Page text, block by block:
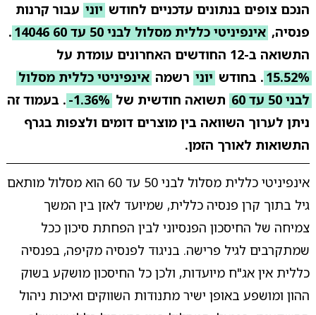
הנכם צופים בנתונים עדכניים לחודש יוני עבור קרנות
פנסיה, אינפיניטי כללית מסלול לבני 50 עד 60 14046
.
התשואה ב-12 החודשים האחרונים עומדת על
15.52% . בחודש יוני רשמה אינפיניטי כללית מסלול
לבני 50 עד 60
תשואה חודשית של -1.36% . בעמוד זה
ניתן לערוך השוואה בין מוצרים דומים ולצפות בגרף
התשואות לאורך הזמן.
אינפיניטי כללית מסלול לבני 50 עד 60 הוא מסלול מותאם
גיל בתוך קרן פנסיה כללית, שמיועד לאזן בין המשך
צמיחה של החיסכון הפנסיוני לבין הפחתת סיכון ככל
שמתקרבים לגיל פרישה. בניגוד לפנסיה מקיפה, בפנסיה
כללית אין אג"ח מיועדות, ולכן כל החיסכון מושקע בשוק
ההון ומושפע באופן ישיר מתנודות השווקים ואיכות ניהול